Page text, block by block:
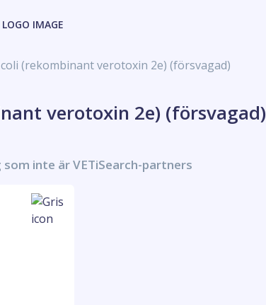
coli (rekombinant verotoxin 2e) (försvagad)
verotoxin 2e) (försvagad)
inte är VETiSearch-partners